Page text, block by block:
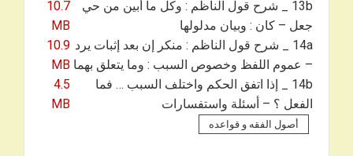
13b _ شرح قول الناظم : وكل ما أبين من حي
جعل – كان : وبيان مدلولها
10.7
MB
14a _ شرح قول الناظم : منكر إن بعد إثبات يرد
– عموم اللفظ وخصوص السبب : وما يتعلق بهما
10.9
MB
14b _ إذا اتفق الحكم واختلف السبب … فما
الفعل ؟ – أسئلة واستفسارات
4.5
MB
أصول الفقه و قواعده